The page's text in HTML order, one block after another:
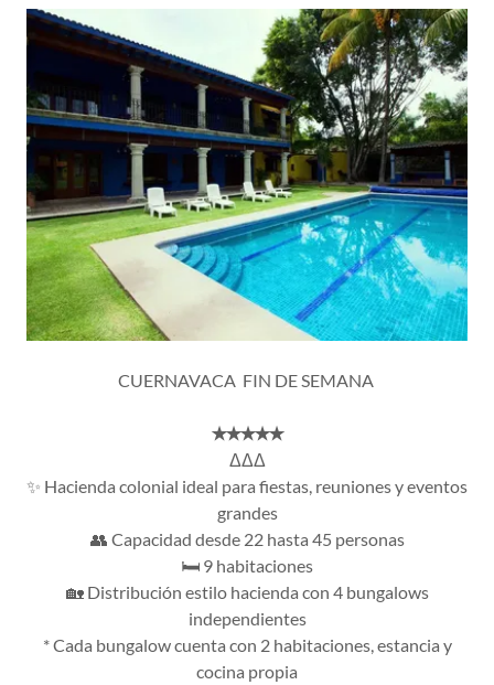
CUERNAVACA FIN DE SEMANA
✭✭✭✭✭
ΔΔΔ
✨ Hacienda colonial ideal para fiestas, reuniones y eventos
grandes
👥 Capacidad desde 22 hasta 45 personas
🛏️ 9 habitaciones
🏡 Distribución estilo hacienda con 4 bungalows
independientes
* Cada bungalow cuenta con 2 habitaciones, estancia y
cocina propia